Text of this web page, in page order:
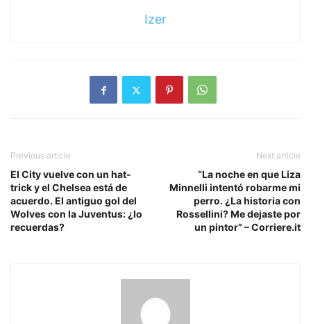
Izer
Previous article
El City vuelve con un hat-
trick y el Chelsea está de
acuerdo. El antiguo gol del
Wolves con la Juventus: ¿lo
recuerdas?
Next article
“La noche en que Liza
Minnelli intentó robarme mi
perro. ¿La historia con
Rossellini? Me dejaste por
un pintor” – Corriere.it